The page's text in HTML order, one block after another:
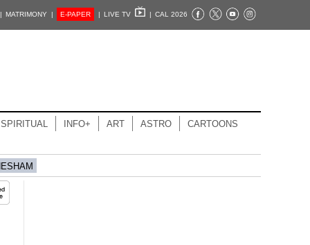
MATRIMONY | E-PAPER | LIVE TV | CAL 2026
SPIRITUAL INFO+ ART ASTRO CARTOONS